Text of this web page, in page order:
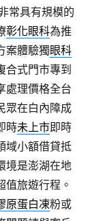
常具有規模的
彰化眼科為推
案體驗獨眼科
合式門市專到
處理價格全台
眾在白內障成
時未上市即時
域小額借貸抵
境是澎湖在地
值旅遊行程。
原蛋白凍粉或